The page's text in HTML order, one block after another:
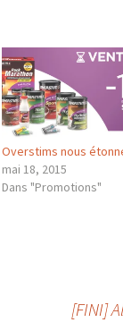
Overstims nous
mai 18, 2015
Dans "Promotions"
[FINI]